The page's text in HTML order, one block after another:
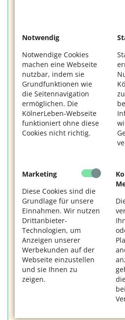
Notwendig
Notwendige Cookies
machen eine Webseite
nutzbar, indem sie
Grundfunktionen wie
die Seitennavigation
ermöglichen. Die
KölnerLeben-Webseite
funktioniert ohne diese
Cookies nicht richtig.
Marketing
Diese Cookies sind die
Grundlage für unsere
Einnahmen. Wir nutzen
Drittanbieter-
Technologien, um
Anzeigen unserer
Werbekunden auf der
Webseite einzustellen
und sie Ihnen zu
zeigen.
weich und glänzend
temperaturregulierend
knitterarm
Anwendungsbeispiele:
edle Damen-
Nachtwäsche
Nachhaltig?
geht so:
Industrieabfällen
aber Einsatz starker
Bambusviskose –